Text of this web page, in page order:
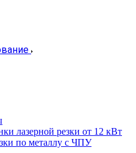
лазерной резки от 12 кВт
по металлу с ЧПУ